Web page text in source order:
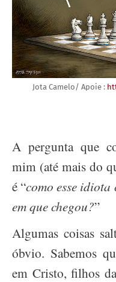
Jota Camelo/ Apoie :
A pergunta que
mim (até mais do
é “como esse
em que chegou?”
Algumas coisas
óbvio. Sabemos
em Cristo, filhos